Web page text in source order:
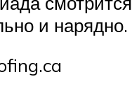
и нарядно.